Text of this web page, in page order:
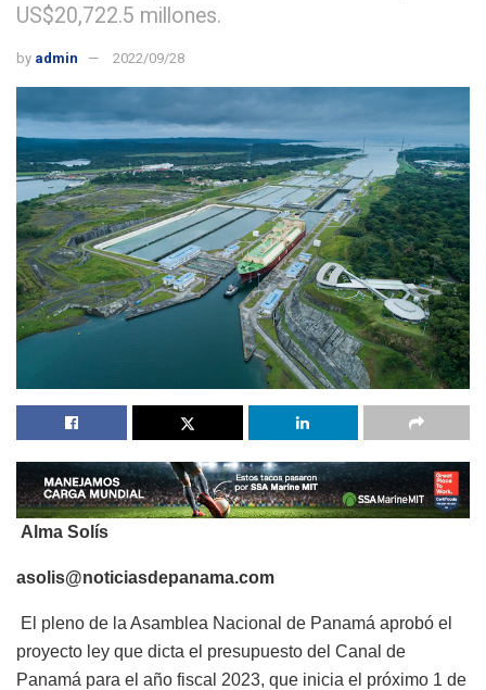
US$20,722.5 millones.
by admin 2022/09/28
Alma Solís
asolis@noticiasdepanama.com
El pleno de la Asamblea Nacional de Panamá aprobó el
proyecto ley que dicta el presupuesto del Canal de
Panamá para el año fiscal 2023, que inicia el próximo 1 de